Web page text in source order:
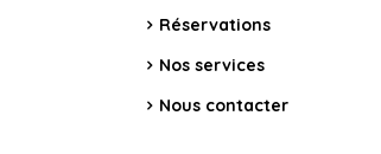
Réservations
Nos services
Nous contacter